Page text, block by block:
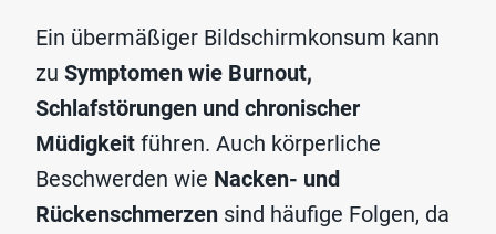
Ein übermäßiger Bildschirmkonsum kann
zu Symptomen wie Burnout,
Schlafstörungen und chronischer
Müdigkeit führen. Auch körperliche
Beschwerden wie Nacken- und
Rückenschmerzen sind häufige Folgen, da